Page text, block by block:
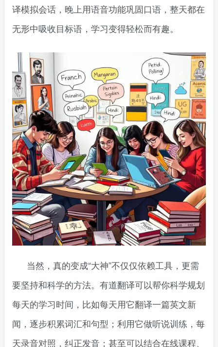
译模拟会话，晚上用语音功能巩固口语，整天都在
无形中吸收目标语，学习变得轻松而有趣。
当然，真的变成“大神”不仅仅依赖工具，更需
要坚持和科学的方法。有道翻译可以帮你科学规划
每天的学习时间，比如每天用它翻译一篇英文新
闻，逐步积累词汇和句型；利用它做听说训练，每
天录音对照，纠正发音；甚至可以结合在线课程、